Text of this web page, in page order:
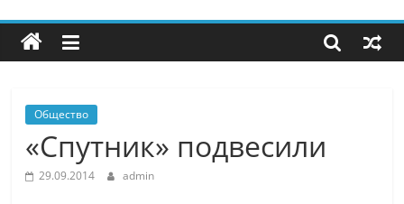
причиной низкого уровня
Ильдар Узбеков отметил крепкие
Общество
«Спутник» подвесили
29.09.2014 admin